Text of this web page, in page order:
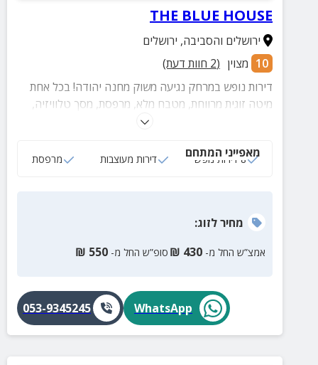
THE BLUE HOUSE
ירושלים והסביבה, ירושלים
10 מצוין (
2 חוות דעת)
דירות נופש במרחק נגיעה משוק מחנה יהודה! בכל אחת
מיטה זוגית מרווחת, מטבח מלא, מרפסת, מסך טלוויזיה,
מאפייני המתחם
8 דירות נופש דירות מעוצבות מרפסת
מחירלזוג:
אמצ”ש החל מ- 430
₪ סופ”ש החל מ- 550
₪
WhatsApp
053-9345245